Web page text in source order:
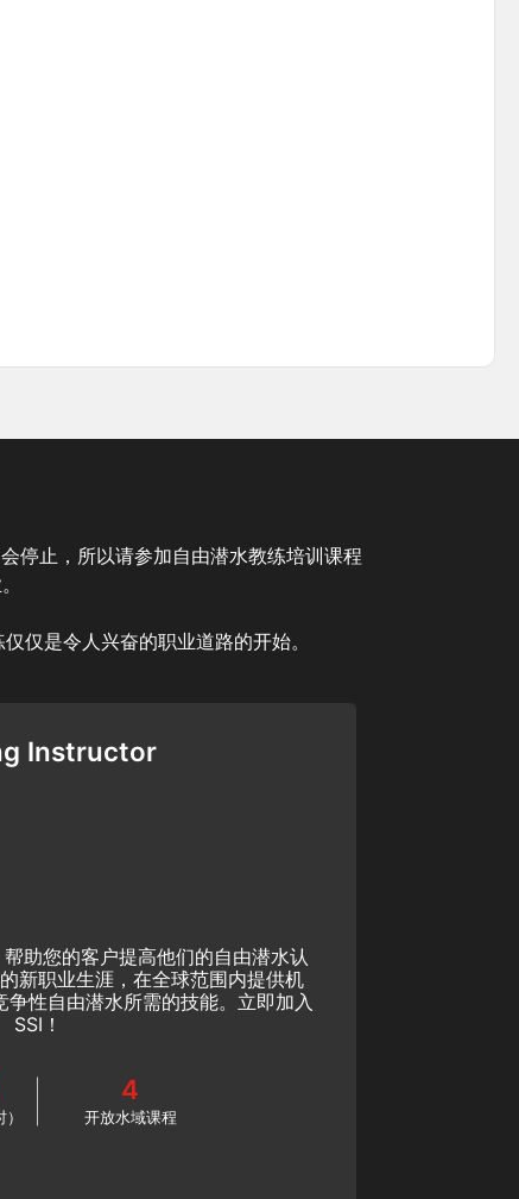
停止，所以请参加自由潜水教练培训课程
仅是令人兴奋的职业道路的开始。
Instructor
助您的客户提高他们的自由潜水认
新职业生涯，在全球范围内提供机
性自由潜水所需的技能。立即加入
SSI！
4
开放水域课程